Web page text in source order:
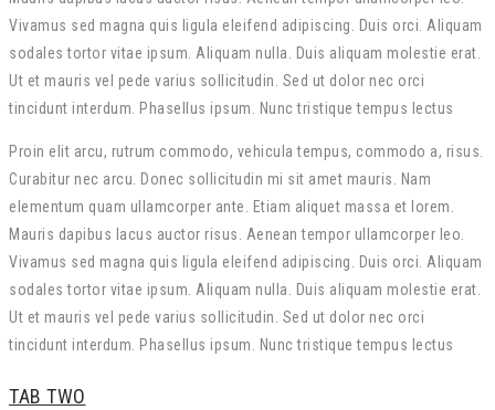
Vivamus sed magna quis ligula eleifend adipiscing. Duis orci. Aliquam
sodales tortor vitae ipsum. Aliquam nulla. Duis aliquam molestie erat.
Ut et mauris vel pede varius sollicitudin. Sed ut dolor nec orci
tincidunt interdum. Phasellus ipsum. Nunc tristique tempus lectus
Proin elit arcu, rutrum commodo, vehicula tempus, commodo a, risus.
Curabitur nec arcu. Donec sollicitudin mi sit amet mauris. Nam
elementum quam ullamcorper ante. Etiam aliquet massa et lorem.
Mauris dapibus lacus auctor risus. Aenean tempor ullamcorper leo.
Vivamus sed magna quis ligula eleifend adipiscing. Duis orci. Aliquam
sodales tortor vitae ipsum. Aliquam nulla. Duis aliquam molestie erat.
Ut et mauris vel pede varius sollicitudin. Sed ut dolor nec orci
tincidunt interdum. Phasellus ipsum. Nunc tristique tempus lectus
TAB TWO